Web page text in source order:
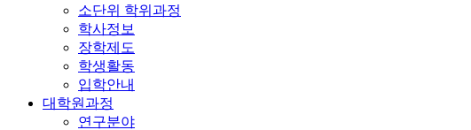
소단위 학위과정
학사정보
장학제도
학생활동
입학안내
대학원과정
연구분야